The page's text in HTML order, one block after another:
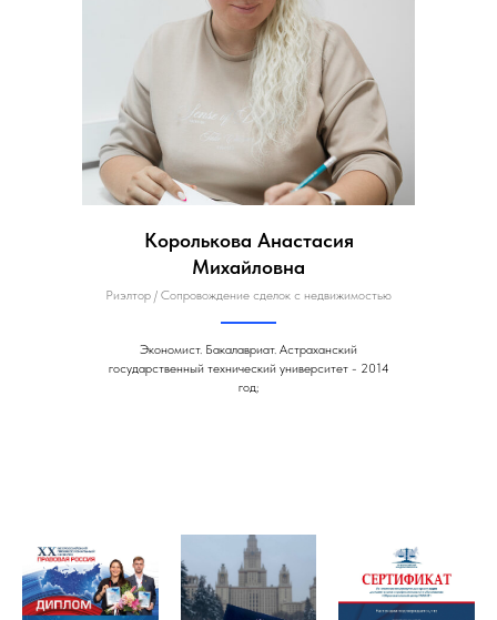
Королькова Анастасия
Михайловна
Риэлтор / Сопровождение сделок с недвижимостью
Экономист. Бакалавриат. Астраханский
государственный технический университет - 2014
год;